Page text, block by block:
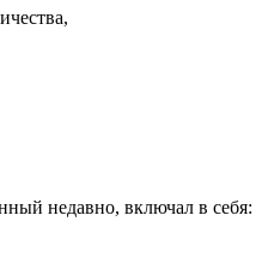
недавно, включал в себя: